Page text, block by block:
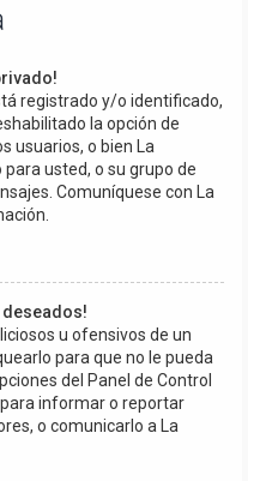
registrado y/o identificado,
la opción de
usuarios, o bien La
usted, o su grupo de
Comuníquese con La
deseados!
u ofensivos de un
para que no le pueda
del Panel de Control
informar o reportar
o comunicarlo a La